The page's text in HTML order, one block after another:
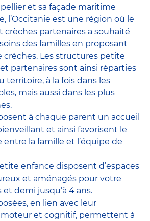
et sa façade maritime
l’Occitanie est une région où le
crèches partenaires a souhaité
des familles en proposant
crèches. Les structures petite
partenaires sont ainsi réparties
territoire, à la fois dans les
mais aussi dans les plus
à chaque parent un accueil
et ainsi favorisent le
entre la famille et l’équipe de
enfance disposent d’espaces
et aménagés pour votre
demi jusqu’à 4 ans.
en lien avec leur
et cognitif, permettent à